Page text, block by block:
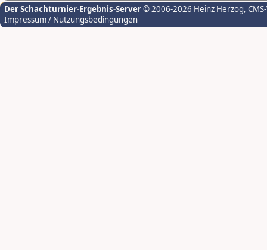
Der Schachturnier-Ergebnis-Server© 2006-2026 Heinz Herzog,
Impressum / Nutzungsbedingungen